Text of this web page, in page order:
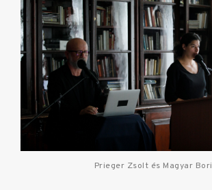
Prieger Zsolt és Magyar Bori